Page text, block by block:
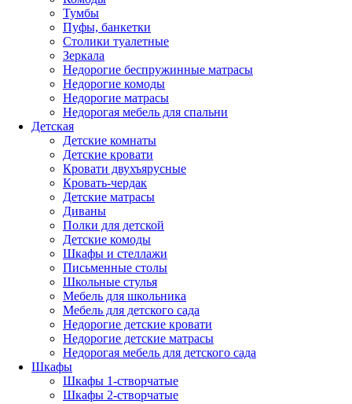
Тумбы
Пуфы, банкетки
Столики туалетные
Зеркала
Недорогие беспружинные матрасы
Недорогие комоды
Недорогие матрасы
Недорогая мебель для спальни
Детская
Детские комнаты
Детские кровати
Кровати двухъярусные
Кровать-чердак
Детские матрасы
Диваны
Полки для детской
Детские комоды
Шкафы и стеллажи
Письменные столы
Школьные стулья
Мебель для школьника
Мебель для детского сада
Недорогие детские кровати
Недорогие детские матрасы
Недорогая мебель для детского сада
Шкафы
Шкафы 1-створчатые
Шкафы 2-створчатые